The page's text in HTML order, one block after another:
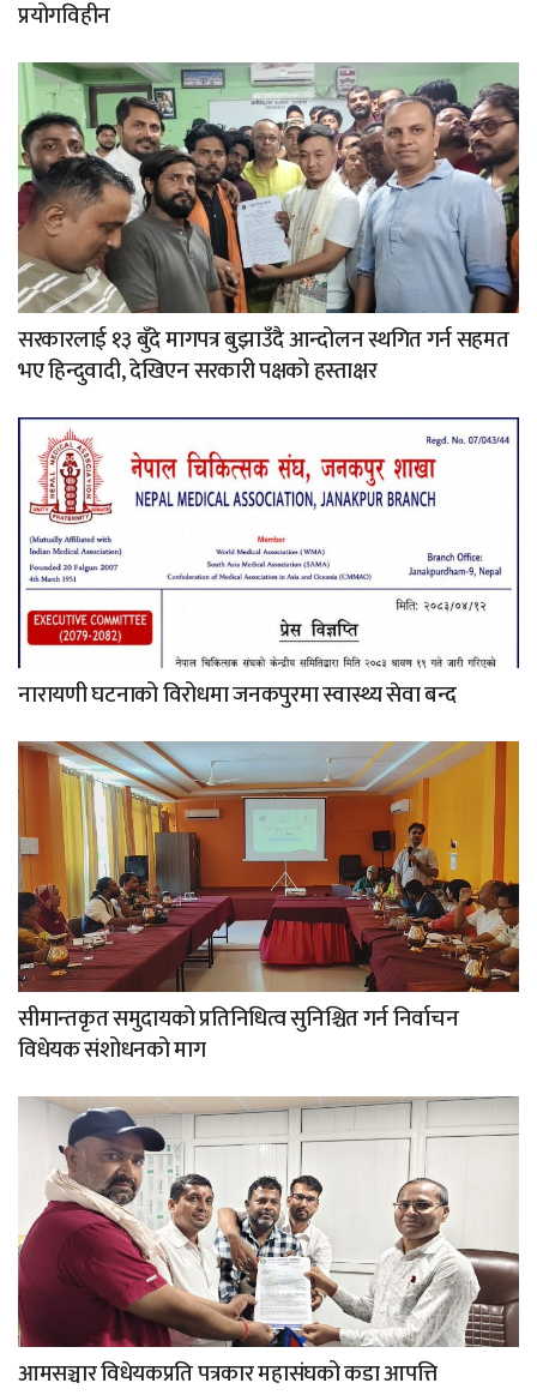
प्रयोगविहीन
सरकारलाई १३ बुँदे मागपत्र बुझाउँदै आन्दोलन स्थगित गर्न सहमत
भए हिन्दुवादी, देखिएन सरकारी पक्षको हस्ताक्षर
नारायणी घटनाको विरोधमा जनकपुरमा स्वास्थ्य सेवा बन्द
सीमान्तकृत समुदायको प्रतिनिधित्व सुनिश्चित गर्न निर्वाचन
विधेयक संशोधनको माग
आमसञ्चार विधेयकप्रति पत्रकार महासंघको कडा आपत्ति